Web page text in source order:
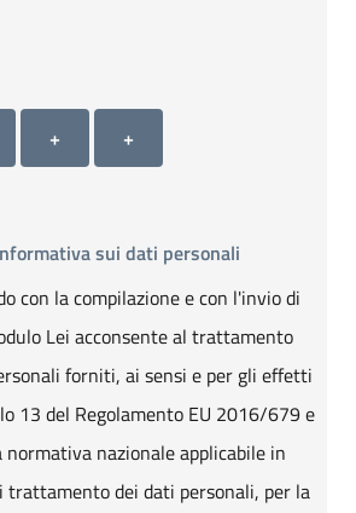
2Allegato 3
+
Allegato 4
+
sui dati personali
con la compilazione e con l'invio di
Lei acconsente al trattamento
forniti, ai sensi e per gli effetti
13 del Regolamento EU 2016/679 e
normativa nazionale applicabile in
trattamento dei dati personali, per la